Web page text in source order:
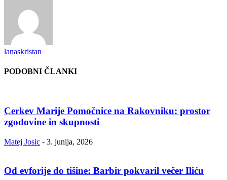
lanaskristan
PODOBNI ČLANKI
Cerkev Marije Pomočnice na Rakovniku: prostor
zgodovine in skupnosti
Matej Josic - 3. junija, 2026
Od evforije do tišine: Barbir pokvaril večer Iliću